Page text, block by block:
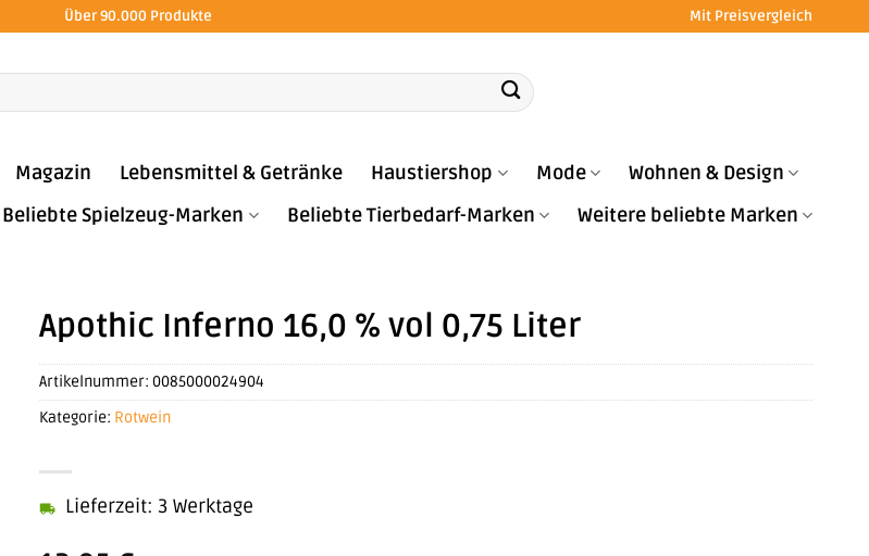
Über 90.000 Produkte Mit Preisvergleich
Magazin Lebensmittel & Getränke Haustiershop Mode
Wohnen & Design
Beliebte Spielzeug-Marken
Beliebte Tierbedarf-Marken Weitere beliebte Marken
Apothic Inferno 16,0 % vol 0,75 Liter
Lieferzeit: 3 Werktage
Artikelnummer:0085000024904
Kategorie: Rotwein